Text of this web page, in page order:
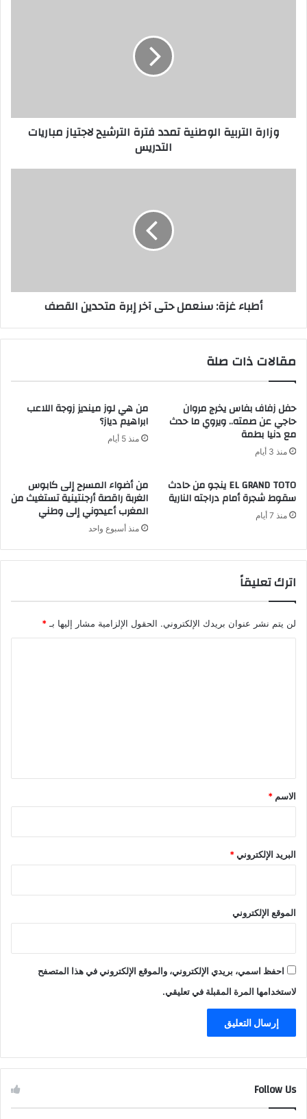
وزارة التربية الوطنية تمدد فترة الترشيح لاجتياز مباريات
التدريس
أطباء غزة: سنعمل حتى آخر إبرة متحدين القصف
مقالات ذات صلة
حفل زفاف بفاس يخرج مروان
حاجي عن صمته.. ويروي ما حدث
مع دنيا بطمة
منذ 3 أيام
من هي لوز مينديز زوجة اللاعب
ابراهيم دياز؟
منذ 5 أيام
EL GRAND TOTO ينجو من حادث
سقوط شجرة أمام دراجته النارية
منذ 7 أيام
من أضواء المسرح إلى كابوس
الغربة راقصة أرجنتينية تستغيث من
المغرب أعيدوني إلى وطني
منذ أسبوع واحد
اترك تعليقاً
لن يتم نشر عنوان بريدك الإلكتروني. الحقول الإلزامية مشار إليها بـ *
*
الاسم *
البريد الإلكتروني*
الموقع الإلكتروني
احفظ اسمي، بريدي الإلكتروني، والموقع الإلكتروني في هذا المتصفح
لاستخدامها المرة المقبلة في تعليقي.
Follow Us